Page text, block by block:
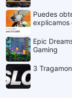
Puedes
explicamos
Epic
Gaming
3